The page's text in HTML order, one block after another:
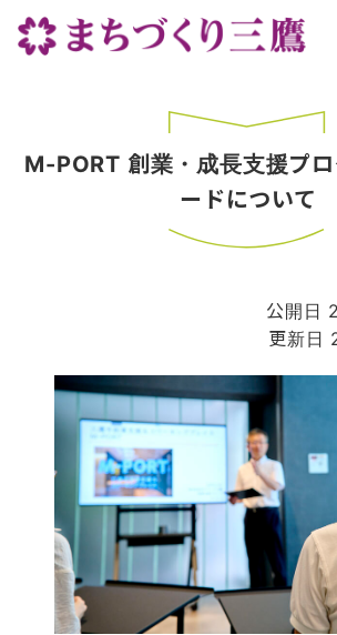
M-PORT 創業・成長支援プ
ードについて
公開日
更新日